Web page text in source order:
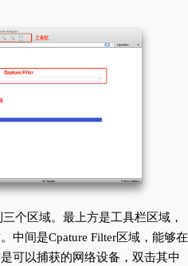
个区域。最上方是工具栏区域，
中间是Cpature Filter区域，能够在
可以捕获的网络设备，双击其中